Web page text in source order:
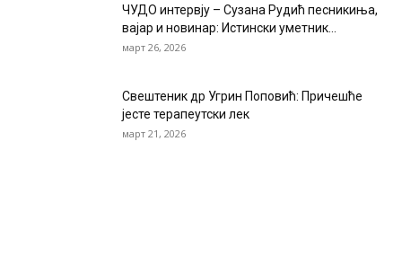
ЧУДО интервју – Сузана Рудић песникиња,
вајар и новинар: Истински уметник...
март 26, 2026
Свештеник др Угрин Поповић: Причешће
јесте терапеутски лек
март 21, 2026